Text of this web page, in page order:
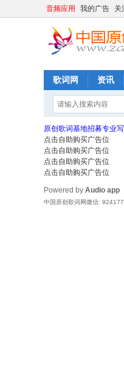
音频应用 我的广告 关
歌词网 资讯
原创歌词基地招募专业
点击自助购买广告位
点击自助购买广告位
点击自助购买广告位
点击自助购买广告位
Powered by Audio app
中国原创歌词网微信: